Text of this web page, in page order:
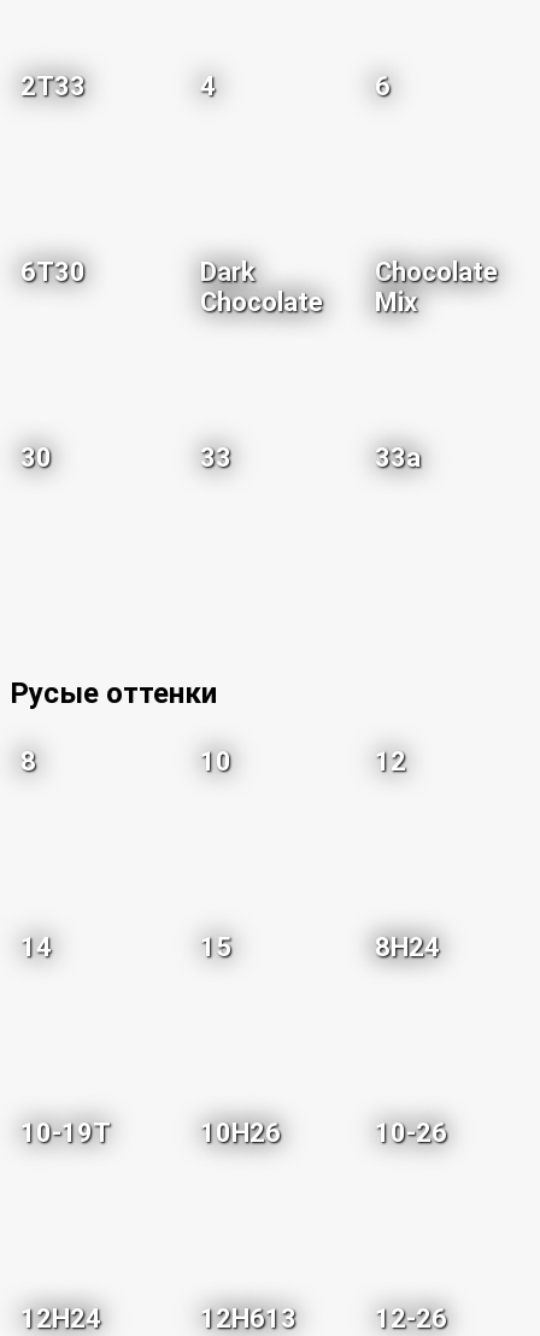
2T33 4 6
6T30
Dark
Chocolate
Chocolate
Mix
30 33 33a
Русые оттенки
8 10 12
14 15 8H24
10-19T 10H26 10-26
12H24 12H613 12-26